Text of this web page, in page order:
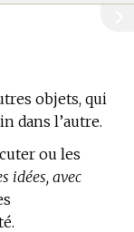
objets, qui
dans l’autre.
ou les
idées, avec